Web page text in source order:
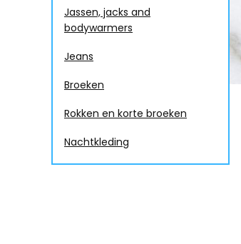
Jassen, jacks and
bodywarmers
Jeans
Broeken
Rokken en korte broeken
Nachtkleding